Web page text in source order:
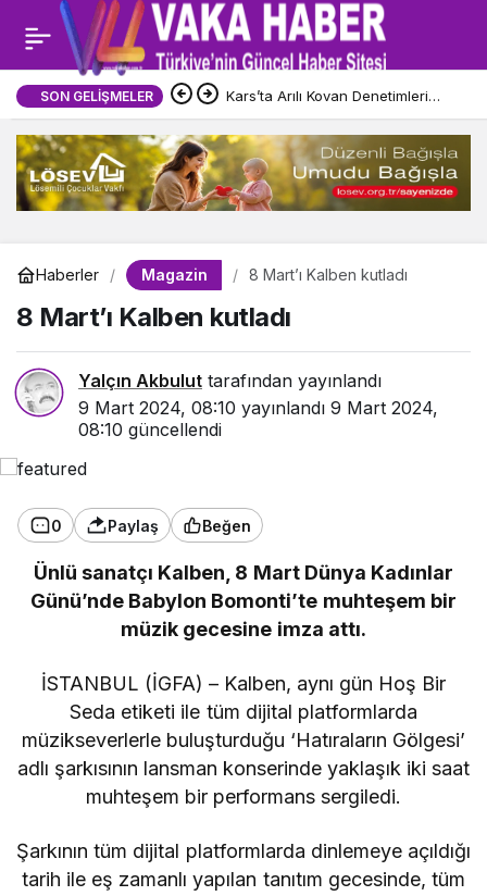
SON GELIŞMELER Kars’ta Arılı Kovan Denetimleri
Sürüyor
Haberler Magazin 8 Mart’ı Kalben kutladı
8 Mart’ı Kalben kutladı
Yalçın Akbulut tarafından yayınlandı
9 Mart 2024, 08:10 yayınlandı 9 Mart 2024,
08:10 güncellendi
0 Paylaş Beğen
Ünlü sanatçı Kalben, 8 Mart Dünya Kadınlar
Günü’nde Babylon Bomonti’te muhteşem bir
müzik gecesine imza attı.
İSTANBUL (İGFA) – Kalben, aynı gün Hoş Bir
Seda etiketi ile tüm dijital platformlarda
müzikseverlerle buluşturduğu ‘Hatıraların Gölgesi’
adlı şarkısının lansman konserinde yaklaşık iki saat
muhteşem bir performans sergiledi.
Şarkının tüm dijital platformlarda dinlemeye açıldığı
tarih ile eş zamanlı yapılan tanıtım gecesinde, tüm